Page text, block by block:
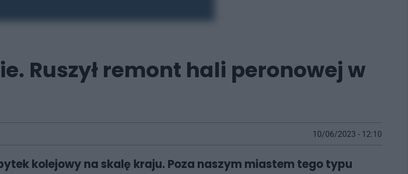
Ruszył remont hali peronowej w
10/06/2023 - 12:10
kolejowy na skalę kraju. Poza naszym miastem tego typu